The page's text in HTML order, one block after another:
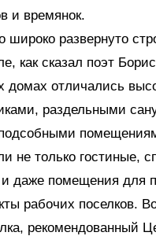
и времянок.
развернуто
как сказал поэт
домах отличались
раздельными
не только гостиные,
даже помещения для
рабочих поселков.
рекомендованный